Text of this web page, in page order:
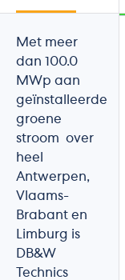
Met meer
dan 100.0
MWp aan
geïnstalleerde
groene
stroom over
heel
Antwerpen,
Vlaams-
Brabant en
Limburg is
DB&W
Technics